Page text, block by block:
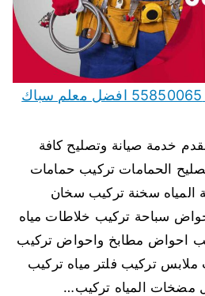
فني صحي ابو الحصاني 55850065 افضل معلم سباك
خدمة صيانة وتصليح كافة
الحمامات تركيب حمامات
المياه سخنة تركيب سخان
سباحة تركيب خلاطات مياه
احواض مطابخ واحواض تركيب
تركيب فلتر مياه تركيب
مضخات المياه تركيب…